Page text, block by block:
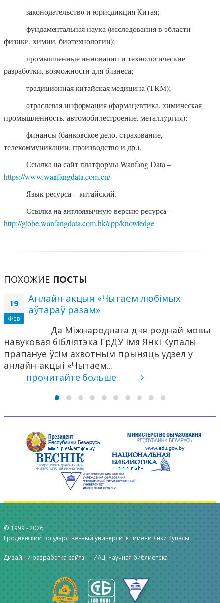
законодательство и юрисдикция Китая;
фундаментальная наука (исследования в области
физики, химии, биотехнологии);
промышленные инновации и технологические
разработки, возможности для бизнеса;
традиционная китайская медицина (ТКМ);
отраслевая информация (фармацевтика, химическая
промышленность, автомобилестроение, металлургия);
финансы (банковское дело, страхование,
телекоммуникации, производство и др.).
Ссылка на сайт платформы Wanfang Data –
https://www.wanfangdata.com.cn/
Язык ресурса – китайский.
Ссылка на англоязычную версию ресурса –
http://globe.wanfangdata.com.hk/app/knowledge
ПОХОЖИЕ ПОСТЫ
19
Фев
Анлайн-акцыя «Чытаем любімых
аўтараў разам»
Да Міжнароднага дня роднай мовы
навуковая бібліятэка ГрДУ імя Янкі Купалы
прапануе ўсім ахвотным прыняць удзел у
анлайн-акцыі «Чытаем...
прочитайте больше
© 1999 - 2026
Гродненский государственный университет имени Янки Купалы
Дизайн и разработка сайта — ИАЦ, Научная библиотека